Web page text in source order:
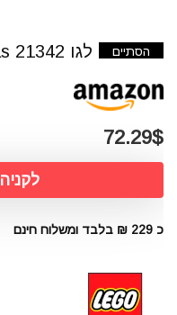
הסתיים לגו 21342 LEGO Ideas אוסף חרקים
72.29$
לקניה
כ 229 ₪ בלבד ומשלוח חינם